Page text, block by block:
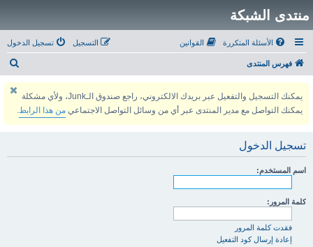
منتدى الشبكة
الأسئلة المتكررة القوانين تسجيل الدخول التسجيل
فهرس المنتدى
يمكنك التسجيل والتفعيل عبر بريدك الالكتروني، راجع صندوق الـJunk، ولأي مشكلة
يمكنك التواصل مع مدير المنتدى عبر أي من وسائل التواصل الاجتماعي من هذا الرابط.
تسجيل الدخول
اسم المستخدم:
كلمة المرور:
فقدت كلمة المرور
إعادة إرسال كود التفعيل